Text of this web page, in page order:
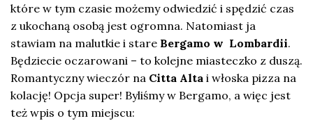
które w tym czasie możemy odwiedzić i spędzić czas
z ukochaną osobą jest ogromna. Natomiast ja
stawiam na malutkie i stare Bergamo w Lombardii.
Będziecie oczarowani – to kolejne miasteczko z duszą.
Romantyczny wieczór na Citta Alta i włoska pizza na
kolację! Opcja super! Byliśmy w Bergamo, a więc jest
też wpis o tym miejscu: